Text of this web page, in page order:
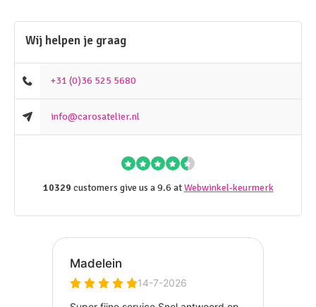
Wij helpen je graag
+31 (0)36 525 5680
info@carosatelier.nl
10329 customers give us a 9.6 atWebwinkel-keurmerk